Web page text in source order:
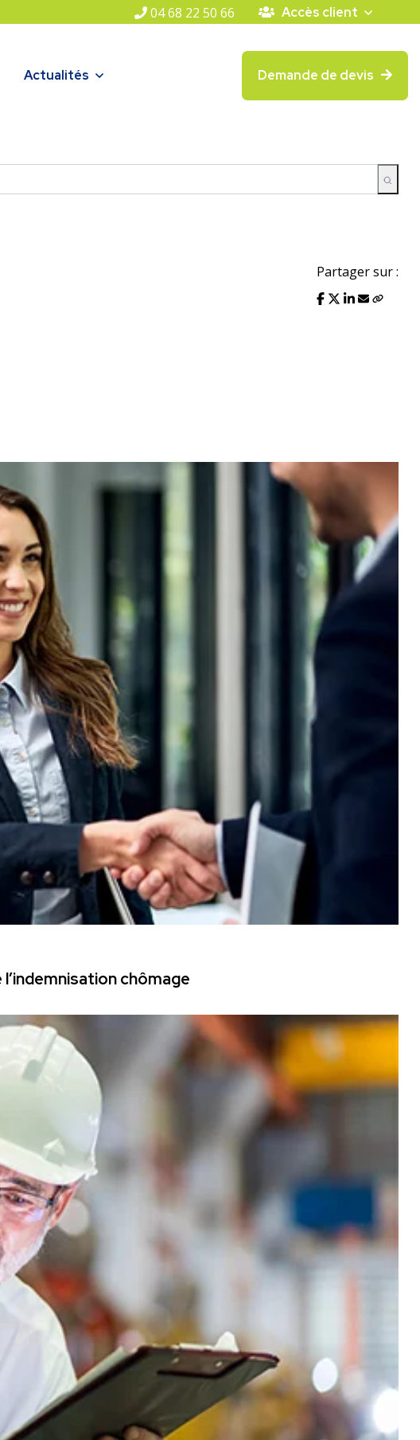
04 68 22 50 66 Accès client
Actualités Demande de devis
Partager sur :
chômage